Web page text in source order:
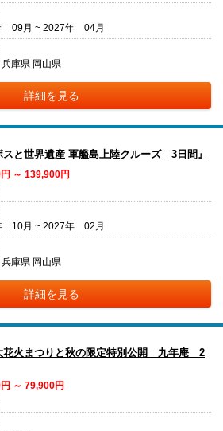
09月 ~ 2027年 04月
庫県 岡山県
詳細を見る
スと世界遺産 軍艦島上陸クルーズ 3日間』
～ 139,900円
10月 ~ 2027年 02月
庫県 岡山県
詳細を見る
花火まつりと秋の限定特別公開 九年庵 2
～ 79,900円